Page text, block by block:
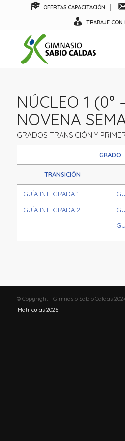
OFERTAS CAPACITACIÓN
TRABAJE CON
NÚCLEO 1 (0°
NOVENA
GRADOS TRANSICIÓN Y
GRADO
TRANSICIÓN
GUÍA INTEGRADA 1
GUÍA INTEGRADA 2
© Copyright - Gimnasio Sabio Caldas
Matrículas 2026